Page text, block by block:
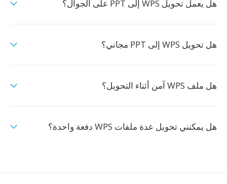
هل يعمل تحويل WPS إلى PPT على الجوال؟
هل تحويل WPS إلى PPT مجاني؟
هل ملف WPS آمن أثناء التحويل؟
هل يمكنني تحويل عدة ملفات WPS دفعة واحدة؟